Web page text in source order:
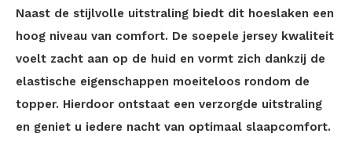
Naast de stijlvolle uitstraling biedt dit hoeslaken een
hoog niveau van comfort. De soepele jersey kwaliteit
voelt zacht aan op de huid en vormt zich dankzij de
elastische eigenschappen moeiteloos rondom de
topper. Hierdoor ontstaat een verzorgde uitstraling
en geniet u iedere nacht van optimaal slaapcomfort.